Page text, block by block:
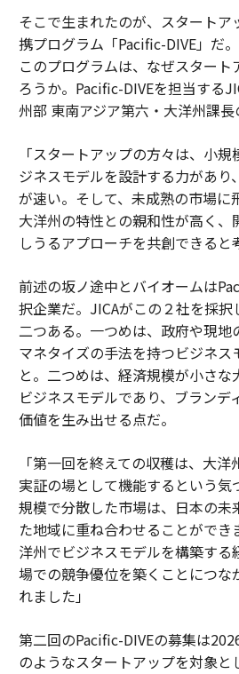
そこで生まれたのが、スタートア
携プログラム「Pacific-DIVE」だ
このプログラムは、なぜスター
ろうか。Pacific-DIVEを担当する
州部 東南アジア第六・大洋州課長
「スタートアップの方々は、小
ジネスモデルを設計する力があり
が速い。そして、未成熟の市場に
大洋州の特性との親和性が高く、
しうるアプローチを共創できると
前述の坂ノ途中とバイオームは
択企業だ。JICAがこの２社を採択
二つある。一つめは、政府や現地
マネタイズの手法を持つビジネス
と。二つめは、経済規模が小さ
ビジネスモデルであり、ブランデ
価値を生み出せる点だ。
「第一回を終えての収穫は、大
実証の場として機能するという気
規模で分散した市場は、日本の未
た地域に重ね合わせることができ
洋州でビジネスモデルを構築す
場での競争優位を築くことにつな
れました」
第二回のPacific-DIVEの募集は
のようなスタートアップを対象と